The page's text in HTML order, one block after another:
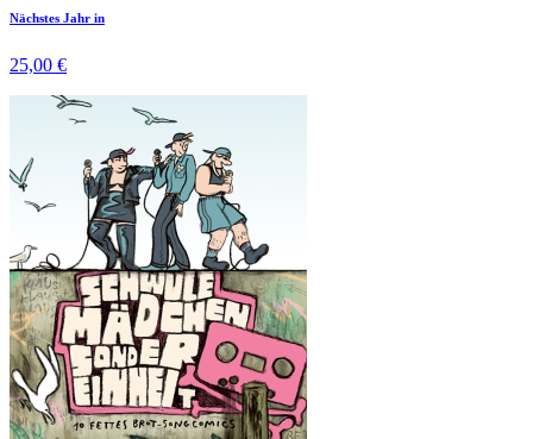
Nächstes Jahr in
25,00 €